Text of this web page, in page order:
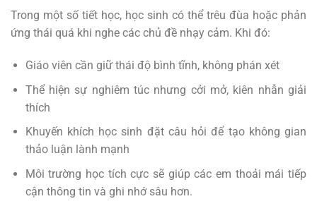
Trong một số tiết học, học sinh có thể trêu đùa hoặc phản
ứng thái quá khi nghe các chủ đề nhạy cảm. Khi đó:
Giáo viên cần giữ thái độ bình tĩnh, không phán xét
Thể hiện sự nghiêm túc nhưng cởi mở, kiên nhẫn giải
thích
Khuyến khích học sinh đặt câu hỏi để tạo không gian
thảo luận lành mạnh
Môi trường học tích cực sẽ giúp các em thoải mái tiếp
cận thông tin và ghi nhớ sâu hơn.